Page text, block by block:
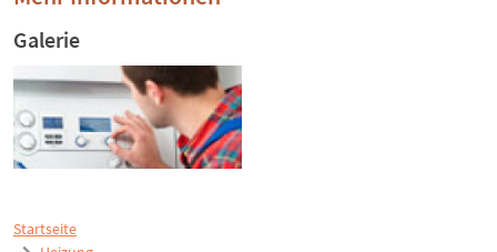
Startseite
Galerie